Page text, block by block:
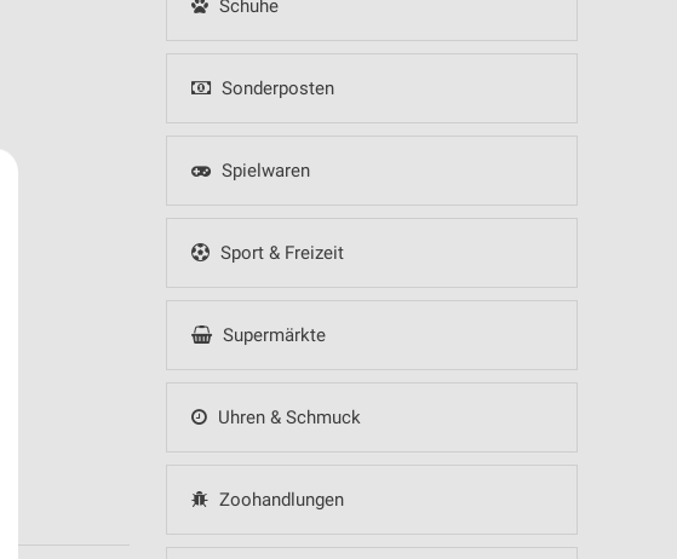
Schuhe
Sonderposten
Spielwaren
Sport & Freizeit
Supermärkte
Uhren & Schmuck
Zoohandlungen